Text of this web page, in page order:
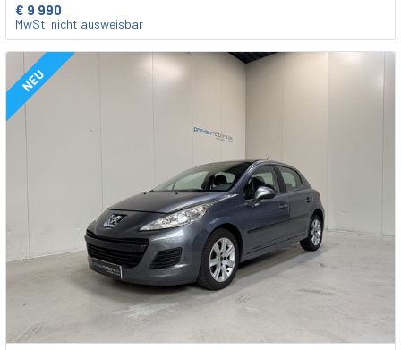
€ 9 990
MwSt. nicht ausweisbar
NEU